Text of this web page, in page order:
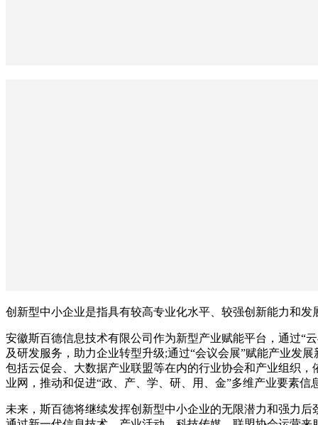
创新型中小企业是指具有较高专业化水平、较强创新能力和
安徽斯百德信息技术有限公司作为新型产业赋能平台，通过“
及研发服务，助力企业转型升级;通过“会议会展”赋能产业发
包括云促会、大数据产业联盟等在内的行业协会和产业组织
业网，推动和促进“政、产、学、研、用、金”多维产业要素
未来，斯百德将继续发挥创新型中小企业的无限潜力和强力